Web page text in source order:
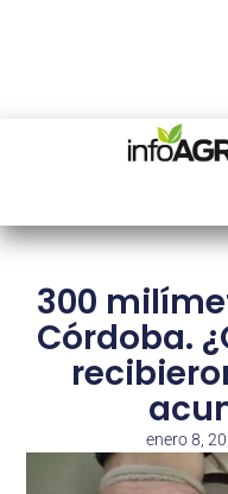
300
Córdoba.
enero 8,